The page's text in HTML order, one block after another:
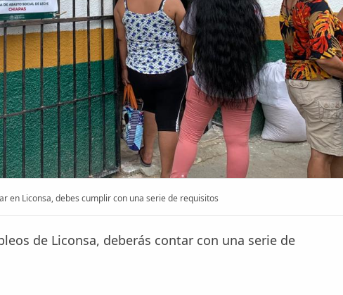
en Liconsa, debes cumplir con una serie de requisitos
de Liconsa, deberás contar con una serie de